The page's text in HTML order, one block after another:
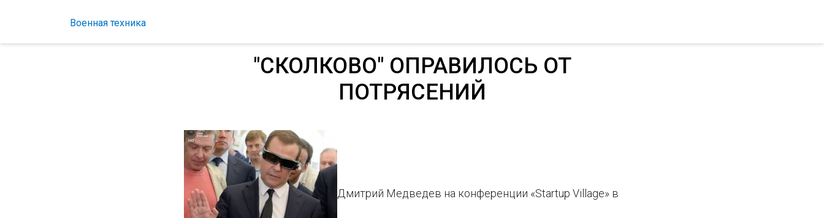
Военная техника
"СКОЛКОВО" ОПРАВИЛОСЬ ОТ
ПОТРЯСЕНИЙ
Дмитрий Медведев на конференции «Startup Village» в